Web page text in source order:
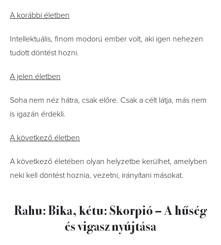
A korábbi életben
Intellektuális, finom modorú ember volt, aki igen nehezen
tudott döntést hozni.
A jelen életben
Soha nem néz hátra, csak előre. Csak a célt látja, más nem
is igazán érdekli.
A következő életben
A következő életében olyan helyzetbe kerülhet, amelyben
neki kell döntést hoznia, vezetni, irányítani másokat.
Rahu: Bika, kétu: Skorpió – A hűség
és vigasz nyújtása